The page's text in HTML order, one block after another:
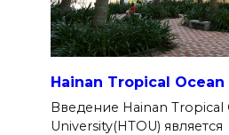
Hainan Tropical
Введение Hainan Tropical
University(HTOU) является